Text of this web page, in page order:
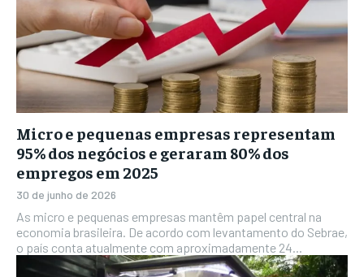
Micro e pequenas empresas representam
95% dos negócios e geraram 80% dos
empregos em 2025
30 de junho de 2026
As micro e pequenas empresas mantêm papel central na
economia brasileira. De acordo com levantamento do Sebrae,
o país conta atualmente com aproximadamente 24...